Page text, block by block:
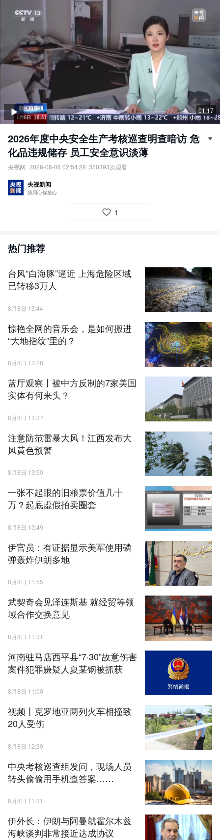
01:17
2026年度中央安全生产考核巡查明查暗访 危
化品违规储存 员工安全意识淡薄
央视网 2026-06-06 02:54:28 350393次观看
安全意识淡薄。
央视新闻
我用心你放心
1
热门推荐
台风“白海豚”逼近 上海危险区域
已转移3万人
8月8日 13:44
惊艳全网的音乐会，是如何搬进
“大地指纹”里的？
8月8日 13:28
蓝厅观察丨被中方反制的7家美国
实体有何来头？
8月8日 13:37
注意防范雷暴大风！江西发布大
风黄色预警
8月8日 13:50
一张不起眼的旧粮票价值几十
万？起底虚假拍卖圈套
8月8日 13:49
伊官员：有证据显示美军使用磷
弹轰炸伊朗多地
8月8日 11:55
武契奇会见泽连斯基 就经贸等领
域合作交换意见
8月8日 11:31
河南驻马店西平县“7·30”故意伤害
案件犯罪嫌疑人夏某钢被抓获
8月8日 11:00
视频丨克罗地亚两列火车相撞致
20人受伤
8月8日 12:39
中央考核巡查组发问，现场人员
转头偷偷用手机查答案……
8月8日 11:31
伊外长：伊朗与阿曼就霍尔木兹
海峡谈判非常接近达成协议